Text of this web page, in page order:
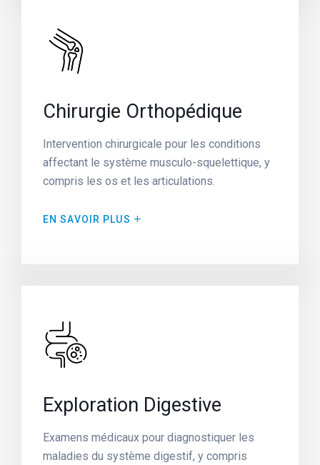
Chirurgie Orthopédique
Intervention chirurgicale pour les conditions
affectant le système musculo-squelettique, y
compris les os et les articulations.
EN SAVOIR PLUS
Exploration Digestive
Examens médicaux pour diagnostiquer les
maladies du système digestif, y compris